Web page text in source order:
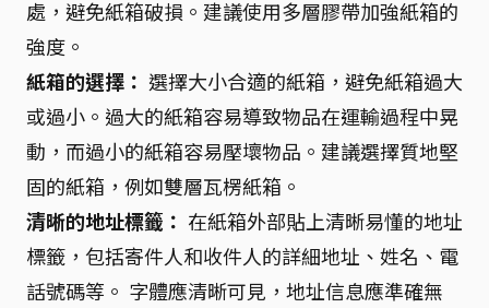
處，避免紙箱破損。建議使用多層膠帶加強紙箱的
強度。
紙箱的選擇： 選擇大小合適的紙箱，避免紙箱過大
或過小。過大的紙箱容易導致物品在運輸過程中晃
動，而過小的紙箱容易壓壞物品。建議選擇質地堅
固的紙箱，例如雙層瓦楞紙箱。
清晰的地址標籤： 在紙箱外部貼上清晰易懂的地址
標籤，包括寄件人和收件人的詳細地址、姓名、電
話號碼等。 字體應清晰可見，地址信息應準確無